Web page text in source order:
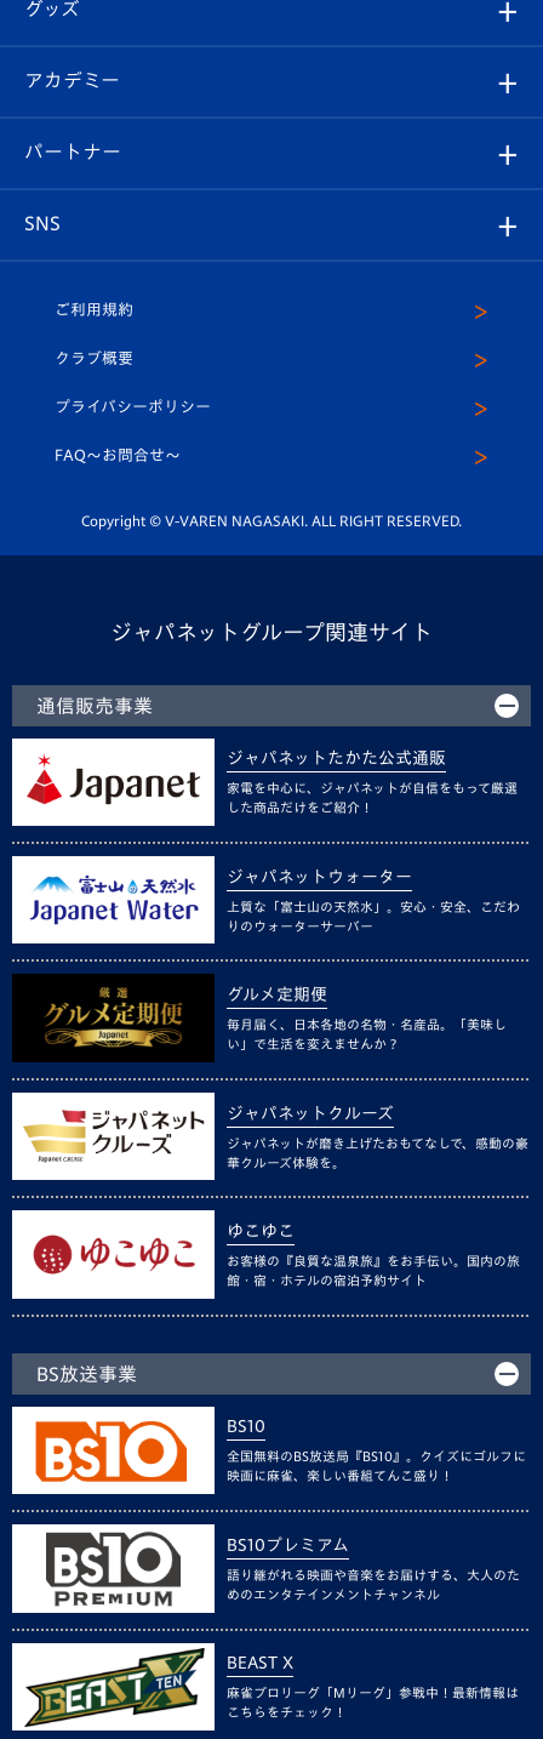
チケット
イベント
メディア
ホームタウン
スタッフプロフィール
マスコット紹介
平和祈念活動
ホームタウン活動
Revive Team
ヴィヴィくんの長崎おもてなしガイド
フォトギャラリー
スタジアムグルメ
V-LOVERS（ファンクラブ）
プレイヤーズスイート
グッズ
オンラインショップ
店舗情報
アカデミー
育成からのお知らせ
U-18
スクール
パートナー
SNS
ヴィヴィくんインスタグラム
公式LINE＠
ご利用規約
クラブ概要
プライバシーポリシー
FAQ〜お問合せ〜
Copyright © V-VAREN NAGASAKI. ALL RIGHT RESERVED.
ジャパネットグループ関連サイト
通信販売事業
ジャパネットたかた公式通販
家電を中心に、ジャパネットが自信をもって厳選
した商品だけをご紹介！
ジャパネットウォーター
上質な「富士山の天然水」。安心・安全、こだわ
りのウォーターサーバー
グルメ定期便
毎月届く、日本各地の名物・名産品。「美味し
い」で生活を変えませんか？
ジャパネットクルーズ
ジャパネットが磨き上げたおもてなしで、感動の豪
華クルーズ体験を。
ゆこゆこ
お客様の『良質な温泉旅』をお手伝い。国内の旅
館・宿・ホテルの宿泊予約サイト
BS放送事業
BS10
全国無料のBS放送局『BS10』。クイズにゴルフに
映画に麻雀、楽しい番組てんこ盛り！
BS10プレミアム
語り継がれる映画や音楽をお届けする、大人のた
めのエンタテインメントチャンネル
BEAST X
麻雀プロリーグ「Mリーグ」参戦中！最新情報は
こちらをチェック！